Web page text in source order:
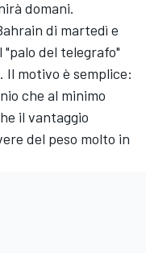
domani.
di martedì e
del telegrafo"
motivo è semplice:
che al minimo
il vantaggio
del peso molto in